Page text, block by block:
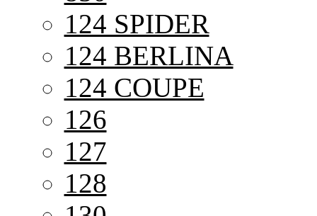
124 SPIDER
124 BERLINA
124 COUPE
126
127
128